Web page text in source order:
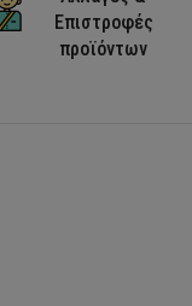
Επιστροφές
προϊόντων